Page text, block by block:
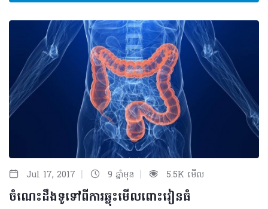
Jul 17, 2017 | 9 ឆ្នាំមុន | 5.5K មើល
ចំណេះដឹងទូទៅពីការឆ្លុះមើលពោះវៀនធំ